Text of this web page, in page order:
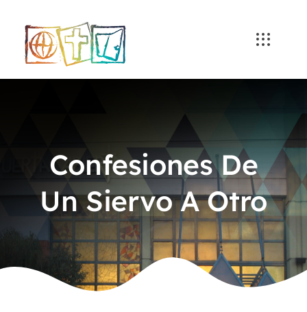
content
Confesiones De
Un Siervo A Otro